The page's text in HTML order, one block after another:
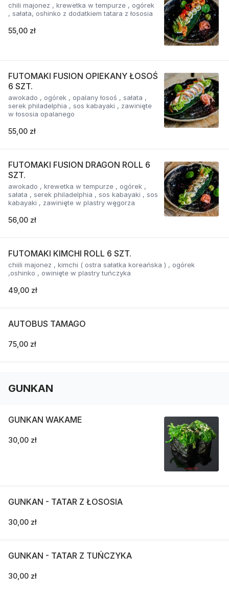
chili majonez , krewetka w tempurze , ogórek
, sałata, oshinko z dodatkiem tatara z łososia
55,00 zł
FUTOMAKI FUSION OPIEKANY ŁOSOŚ
6 SZT.
awokado , ogórek , opalany łosoś , sałata ,
serek philadelphia , sos kabayaki , zawinięte
w łososia opalanego
55,00 zł
FUTOMAKI FUSION DRAGON ROLL 6
SZT.
awokado , krewetka w tempurze , ogórek ,
sałata , serek philadelphia , sos kabayaki , sos
kabayaki , zawinięte w plastry węgorza
56,00 zł
FUTOMAKI KIMCHI ROLL 6 SZT.
chiili majonez , kimchi ( ostra sałatka koreańska ) , ogórek
,oshinko , owinięte w plastry tuńczyka
49,00 zł
AUTOBUS TAMAGO
75,00 zł
GUNKAN
GUNKAN WAKAME
30,00 zł
GUNKAN - TATAR Z ŁOSOSIA
30,00 zł
GUNKAN - TATAR Z TUŃCZYKA
30,00 zł